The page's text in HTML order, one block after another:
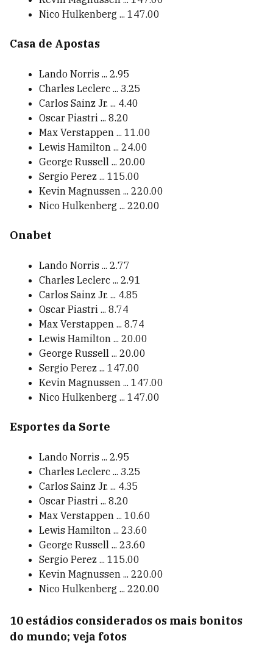
Nico Hulkenberg ... 147.00
Casa de Apostas
Lando Norris ... 2.95
Charles Leclerc ... 3.25
Carlos Sainz Jr. ... 4.40
Oscar Piastri ... 8.20
Max Verstappen ... 11.00
Lewis Hamilton ... 24.00
George Russell ... 20.00
Sergio Perez ... 115.00
Kevin Magnussen ... 220.00
Nico Hulkenberg ... 220.00
Onabet
Lando Norris ... 2.77
Charles Leclerc ... 2.91
Carlos Sainz Jr. ... 4.85
Oscar Piastri ... 8.74
Max Verstappen ... 8.74
Lewis Hamilton ... 20.00
George Russell ... 20.00
Sergio Perez ... 147.00
Kevin Magnussen ... 147.00
Nico Hulkenberg ... 147.00
Esportes da Sorte
Lando Norris ... 2.95
Charles Leclerc ... 3.25
Carlos Sainz Jr. ... 4.35
Oscar Piastri ... 8.20
Max Verstappen ... 10.60
Lewis Hamilton ... 23.60
George Russell ... 23.60
Sergio Perez ... 115.00
Kevin Magnussen ... 220.00
Nico Hulkenberg ... 220.00
10 estádios considerados os mais bonitos
do mundo; veja fotos